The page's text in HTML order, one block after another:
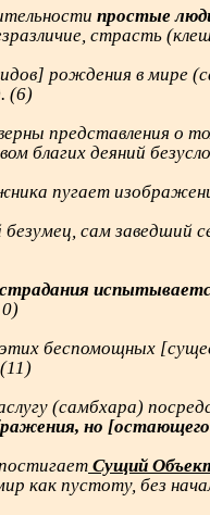
простые
страсть
рождения в мире
(6)
представления о
благих деяний
пугает
безумец, сам заведший
беспомощных
(самбхара)
но
Сущий
как пустоту, без